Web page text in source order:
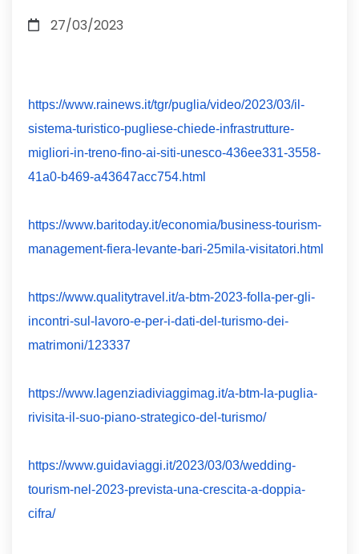
27/03/2023
https://www.rainews.it/tgr/puglia/video/2023/03/il-
sistema-turistico-pugliese-chiede-infrastrutture-
migliori-in-treno-fino-ai-siti-unesco-436ee331-3558-
41a0-b469-a43647acc754.html
https://www.baritoday.it/economia/business-tourism-
management-fiera-levante-bari-25mila-visitatori.html
https://www.qualitytravel.it/a-btm-2023-folla-per-gli-
incontri-sul-lavoro-e-per-i-dati-del-turismo-dei-
matrimoni/123337
https://www.lagenziadiviaggimag.it/a-btm-la-puglia-
rivisita-il-suo-piano-strategico-del-turismo/
https://www.guidaviaggi.it/2023/03/03/wedding-
tourism-nel-2023-prevista-una-crescita-a-doppia-
cifra/